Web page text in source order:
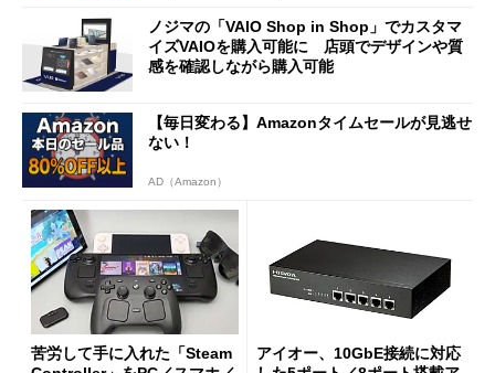
ノジマの「VAIO Shop in Shop」でカスタマ
イズVAIOを購入可能に 店頭でデザインや質
感を確認しながら購入可能
【毎日変わる】Amazonタイムセールが見逃せ
ない！
AD（Amazon）
苦労して手に入れた「Steam
アイオー、10GbE接続に対応